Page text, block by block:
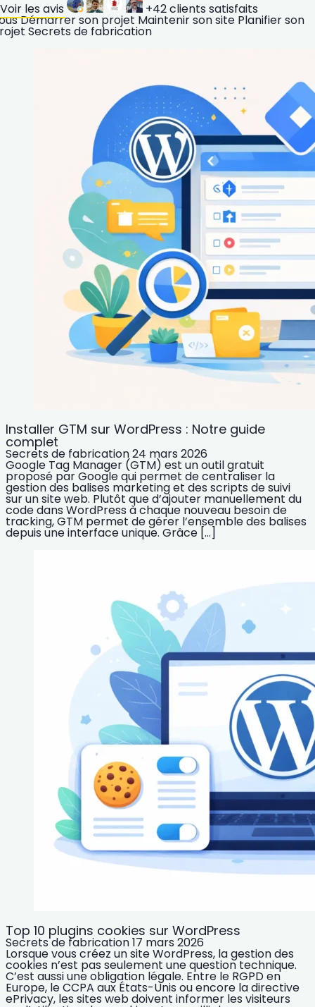
Voir les avis +42clients satisfaits
Démarrer son projet Maintenir son site Planifier son
Secrets de fabrication
Installer GTM sur WordPress : Notre guide
complet
Secrets de fabrication24 mars 2026
Google Tag Manager (GTM) est un outil gratuit
proposé par Google qui permet de centraliser la
gestion des balises marketing et des scripts de suivi
sur un site web. Plutôt que d’ajouter manuellement du
code dans WordPress à chaque nouveau besoin de
tracking, GTM permet de gérer l’ensemble des balises
depuis une interface unique. Grâce […]
Top 10 plugins cookies sur WordPress
Secrets de fabrication17 mars 2026
Lorsque vous créez un site WordPress, la gestion des
cookies n’est pas seulement une question technique.
C’est aussi une obligation légale. Entre le RGPD en
Europe, le CCPA aux États-Unis ou encore la directive
ePrivacy, les sites web doivent informer les visiteurs